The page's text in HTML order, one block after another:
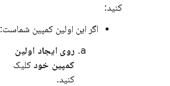
کنید:
اگر این اولین کمپین شماست:
روی ایجاد اولین
کمپین خود کلیک
کنید.